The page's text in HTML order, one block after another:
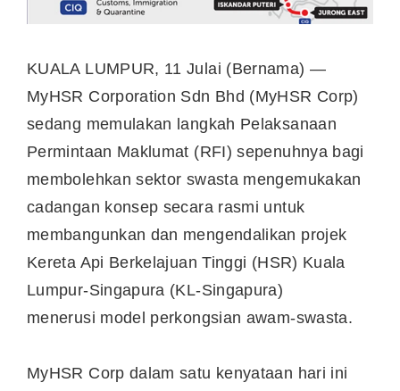
KUALA LUMPUR, 11 Julai (Bernama) —
MyHSR Corporation Sdn Bhd (MyHSR Corp)
sedang memulakan langkah Pelaksanaan
Permintaan Maklumat (RFI) sepenuhnya bagi
membolehkan sektor swasta mengemukakan
cadangan konsep secara rasmi untuk
membangunkan dan mengendalikan projek
Kereta Api Berkelajuan Tinggi (HSR) Kuala
Lumpur-Singapura (KL-Singapura)
menerusi model perkongsian awam-swasta.
MyHSR Corp dalam satu kenyataan hari ini